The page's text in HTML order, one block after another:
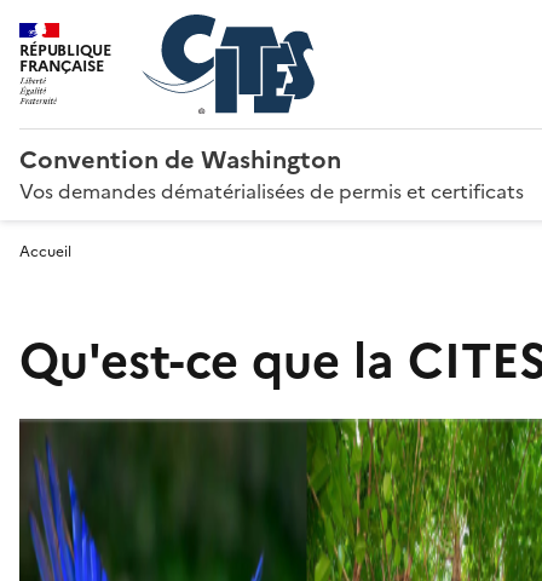
RÉPUBLIQUE
FRANÇAISE
Convention de Washington
Vos demandes dématérialisées de permis et certificats
Accueil
Qu'est-ce que la